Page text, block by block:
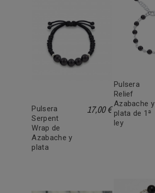
Pulsera
Serpent
Wrap de
Azabache y
plata
17,00 €
Pulsera
Relief
Azabache y
plata de 1ª
ley